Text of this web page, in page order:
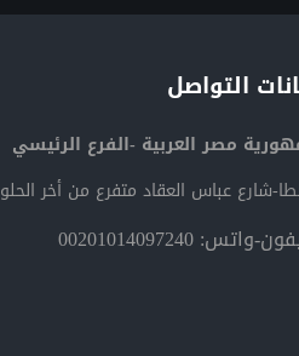
التواصل
مصر العربية -الفرع الرئيسي
شارع عباس العقاد متفرع من أخر الحلو
واتس: 00201014097240